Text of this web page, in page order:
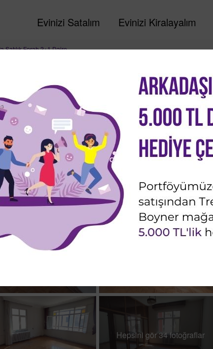
Evinizi Satalım Evinizi Kiralayalım
Satılık Ferah 2+1 Daire
Satılık Ferah
Hepsini gör 34 fotoğraflar